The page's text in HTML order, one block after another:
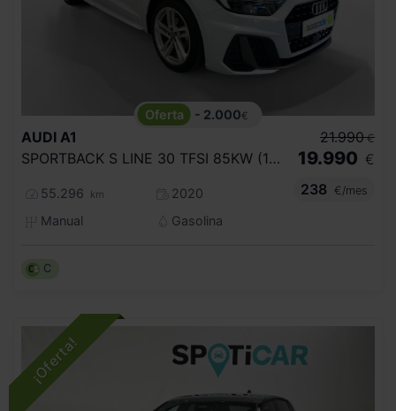
- 2.000€
AUDI A1
SPORTBACK S LINE 30 TFSI 85KW (116CV)
55.296 km
2020
Manual
Gasolina
21.990 €
19.990 €
238
€/mes
C